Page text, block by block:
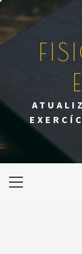
to
content
Primary